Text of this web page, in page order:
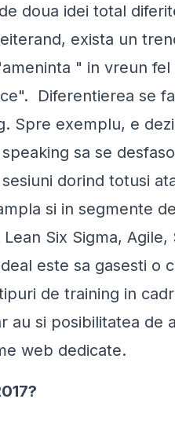
doua idei total
exista un
" in vreun fel
Diferentierea se
Spre exemplu, e
sa se
dorind totusi
si in segmente
Six Sigma, Agile,
este sa gasesti o
de training in
au si posibilitatea de
web dedicate.